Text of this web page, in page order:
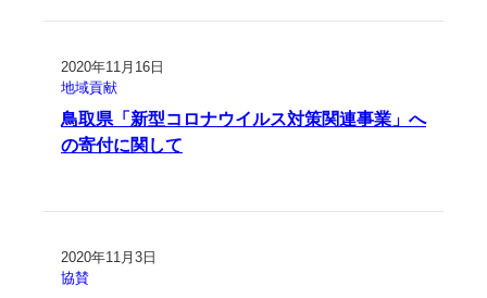
2020年11月16日
地域貢献
鳥取県「新型コロナウイルス対策関連事業」へ
の寄付に関して
2020年11月3日
協賛